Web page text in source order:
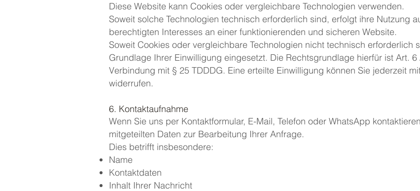
Diese Website kann Cookies oder vergleichbare Technologien verwenden.
Soweit solche Technologien technisch erforderlich sind, erfolgt ihre Nutzung
berechtigten Interesses an einer funktionierenden und sicheren Website.
Soweit Cookies oder vergleichbare Technologien nicht technisch erforderlich
Grundlage Ihrer Einwilligung eingesetzt. Die Rechtsgrundlage hierfür ist Art. 6
Verbindung mit § 25 TDDDG. Eine erteilte Einwilligung können Sie jederzeit
widerrufen.
6. Kontaktaufnahme
Wenn Sie uns per Kontaktformular, E-Mail, Telefon oder WhatsApp
mitgeteilten Daten zur Bearbeitung Ihrer Anfrage.
Dies betrifft insbesondere:
Name
Kontaktdaten
Inhalt Ihrer Nachricht